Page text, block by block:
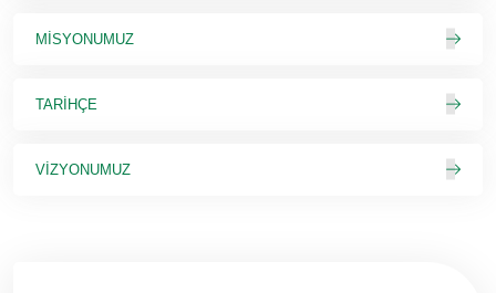
MISYONUMUZ
TARIHÇE
VIZYONUMUZ